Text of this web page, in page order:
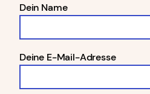
Dein Name
Deine E-Mail-Adresse